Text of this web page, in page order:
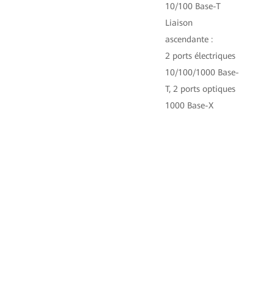
10/100 Base-T
Liaison
ascendante :
2 ports électriques
10/100/1000 Base-
T, 2 ports optiques
1000 Base-X